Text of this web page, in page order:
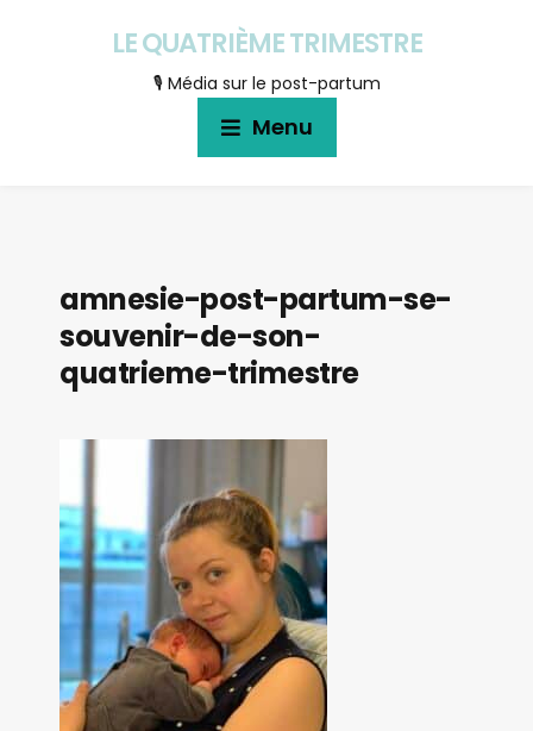
LE QUATRIÈME TRIMESTRE
🎙 Média sur le post-partum
Menu
amnesie-post-partum-se-
souvenir-de-son-
quatrieme-trimestre